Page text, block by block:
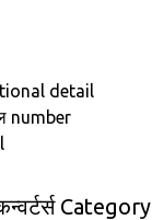
detail
number
Category